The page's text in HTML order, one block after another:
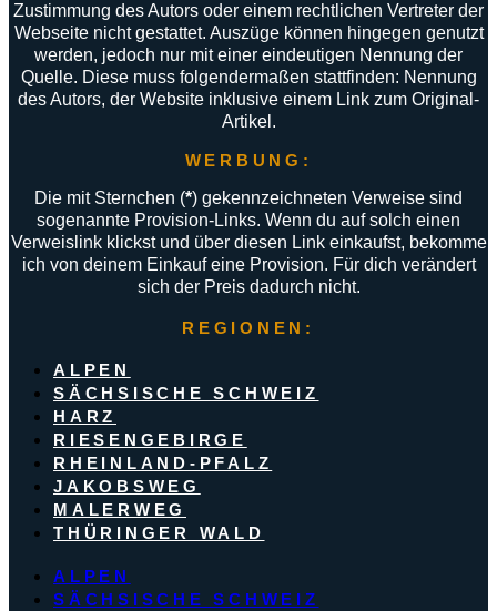
Zustimmung des Autors oder einem rechtlichen Vertreter der
Webseite nicht gestattet. Auszüge können hingegen genutzt
werden, jedoch nur mit einer eindeutigen Nennung der
Quelle. Diese muss folgendermaßen stattfinden: Nennung
des Autors, der Website inklusive einem Link zum Original-
Artikel.
WERBUNG:
Die mit Sternchen (*) gekennzeichneten Verweise sind
sogenannte Provision-Links. Wenn du auf solch einen
Verweislink klickst und über diesen Link einkaufst, bekomme
ich von deinem Einkauf eine Provision. Für dich verändert
sich der Preis dadurch nicht.
REGIONEN:
ALPEN
SÄCHSISCHE SCHWEIZ
HARZ
RIESENGEBIRGE
RHEINLAND-PFALZ
JAKOBSWEG
MALERWEG
THÜRINGER WALD
ALPEN
SÄCHSISCHE SCHWEIZ